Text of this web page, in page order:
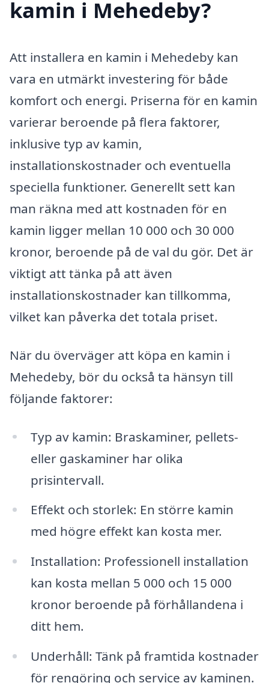
kamin i Mehedeby?
Att installera en kamin i Mehedeby kan
vara en utmärkt investering för både
komfort och energi. Priserna för en kamin
varierar beroende på flera faktorer,
inklusive typ av kamin,
installationskostnader och eventuella
speciella funktioner. Generellt sett kan
man räkna med att kostnaden för en
kamin ligger mellan 10 000 och 30 000
kronor, beroende på de val du gör. Det är
viktigt att tänka på att även
installationskostnader kan tillkomma,
vilket kan påverka det totala priset.
När du överväger att köpa en kamin i
Mehedeby, bör du också ta hänsyn till
följande faktorer:
Typ av kamin: Braskaminer, pellets-
eller gaskaminer har olika
prisintervall.
Effekt och storlek: En större kamin
med högre effekt kan kosta mer.
Installation: Professionell installation
kan kosta mellan 5 000 och 15 000
kronor beroende på förhållandena i
ditt hem.
Underhåll: Tänk på framtida kostnader
för rengöring och service av kaminen.